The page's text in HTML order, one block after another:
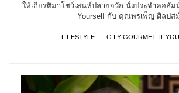
ให้เกียรติมาโชว์เสน่ห์ปลายจวัก นั่งประจำคอลัม
Yourself กับ คุณพรเพ็ญ ศิลปส
LIFESTYLE G.I.Y GOURMET IT